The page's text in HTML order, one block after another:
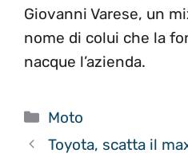
Giovanni Varese, un
nome di colui che la
nacque l’azienda.
Categorie
Moto
Toyota, scatta il